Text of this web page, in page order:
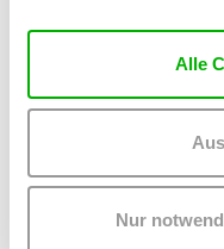
Alle
Nur
PLATZKONZERTE 2026